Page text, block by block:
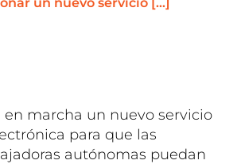
en marcha un nuevo servicio
para que las
autónomas puedan